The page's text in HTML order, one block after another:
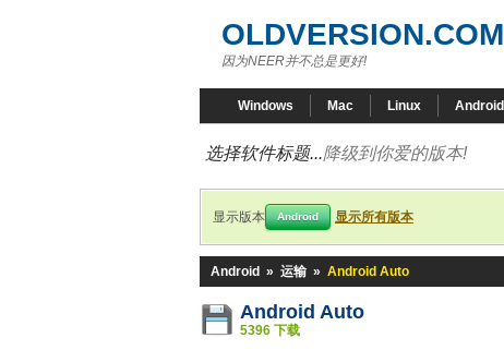
OLDVERSION.COM
因为NEER并不总是更好!
Windows Mac Linux Android
选择软件标题...降级到你爱的版本!
显示版本 Android 显示所有版本
Android » 运输 » Android Auto
Android Auto
5396 下载